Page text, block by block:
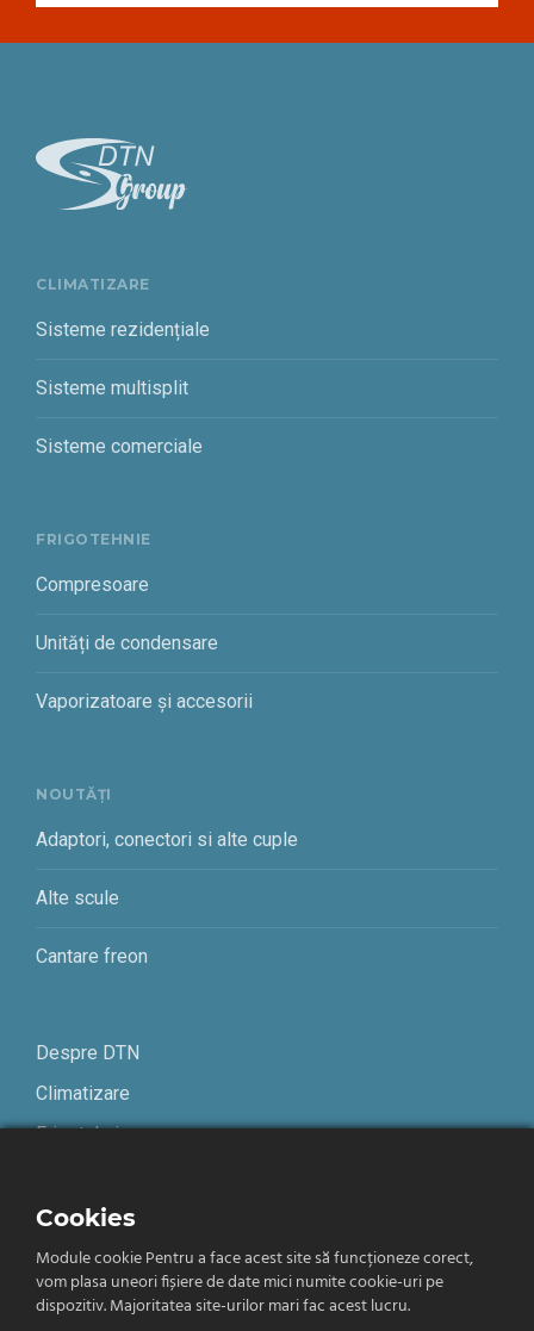
CLIMATIZARE
Sisteme rezidențiale
Sisteme multisplit
Sisteme comerciale
FRIGOTEHNIE
Compresoare
Unități de condensare
Vaporizatoare și accesorii
NOUTĂȚI
Adaptori, conectori si alte cuple
Alte scule
Cantare freon
Despre DTN
Climatizare
Frigotehnie
Termeni și condiții
Confidențialitate
Cookies
Module cookie Pentru a face acest site să funcționeze corect,
vom plasa uneori fișiere de date mici numite cookie-uri pe
dispozitiv. Majoritatea site-urilor mari fac acest lucru.